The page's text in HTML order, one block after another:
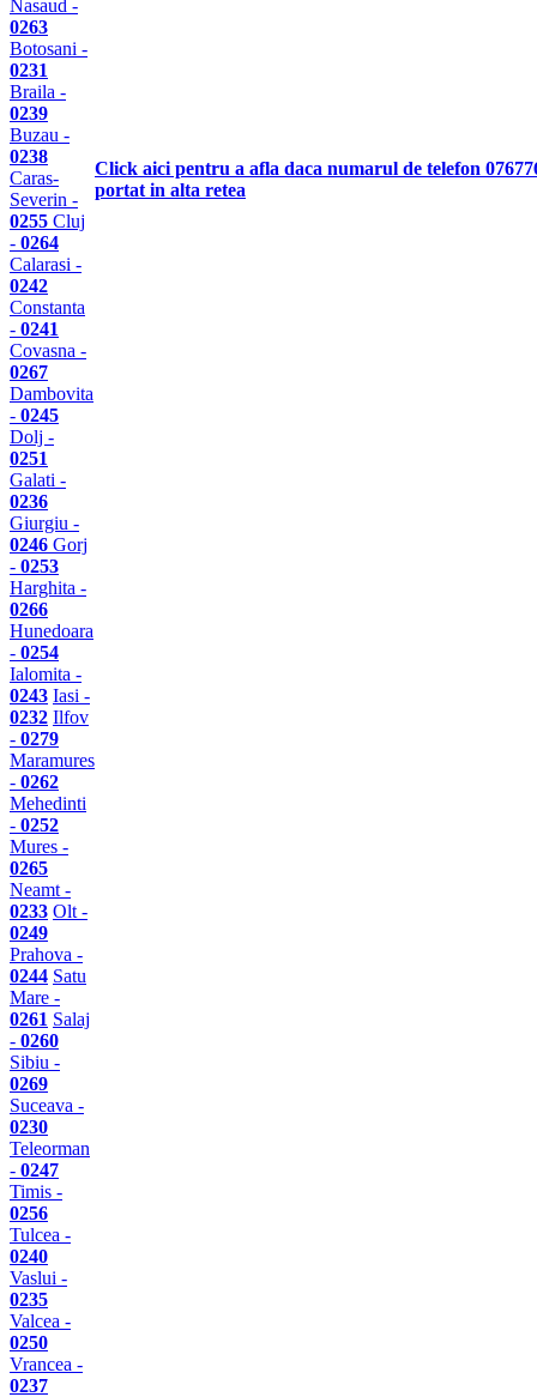
Nasaud -
0263
Botosani -
0231
Braila -
0239
Buzau -
0238
Caras-
Severin -
0255 Cluj
- 0264
Calarasi -
0242
Constanta
- 0241
Covasna -
0267
Dambovita
- 0245
Dolj -
0251
Galati -
0236
Giurgiu -
0246 Gorj
- 0253
Harghita -
0266
Hunedoara
- 0254
Ialomita -
0243 Iasi -
0232 Ilfov
- 0279
Maramures
- 0262
Mehedinti
- 0252
Mures -
0265
Neamt -
0233 Olt -
0249
Prahova -
0244 Satu
Mare -
0261 Salaj
- 0260
Sibiu -
0269
Suceava -
0230
Teleorman
- 0247
Timis -
0256
Tulcea -
0240
Vaslui -
0235
Valcea -
0250
Vrancea -
0237
Click aici pentru a afla daca numarul de telefon
portat in alta retea